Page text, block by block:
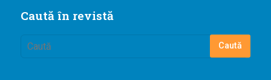
Caută în revistă